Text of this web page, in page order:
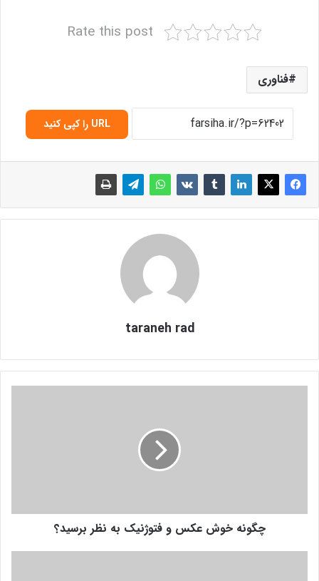
Rate this post
فناوری
URL را کپی کنید
taraneh rad
ع
چگونه خوش عکس و فتوژنیک به نظر برسید؟